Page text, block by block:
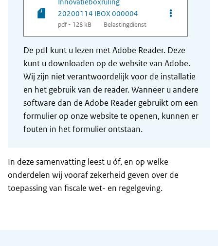
20200114 IBOX 000004
pdf - 128 kB Belastingdienst
Opties van
De pdf kunt u lezen met Adobe Reader. Deze
kunt u downloaden op de website van Adobe.
Wij zijn niet verantwoordelijk voor de installatie
en het gebruik van de reader. Wanneer u andere
software dan de Adobe Reader gebruikt om een
formulier op onze website te openen, kunnen er
fouten in het formulier ontstaan.
In deze samenvatting leest u óf, en op welke
onderdelen wij vooraf zekerheid geven over de
toepassing van fiscale wet- en regelgeving.